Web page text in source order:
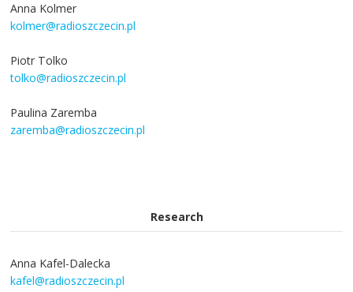
Anna Kolmer
kolmer@radioszczecin.pl
Piotr Tolko
tolko@radioszczecin.pl
Paulina Zaremba
zaremba@radioszczecin.pl
Research
Anna Kafel-Dalecka
kafel@radioszczecin.pl